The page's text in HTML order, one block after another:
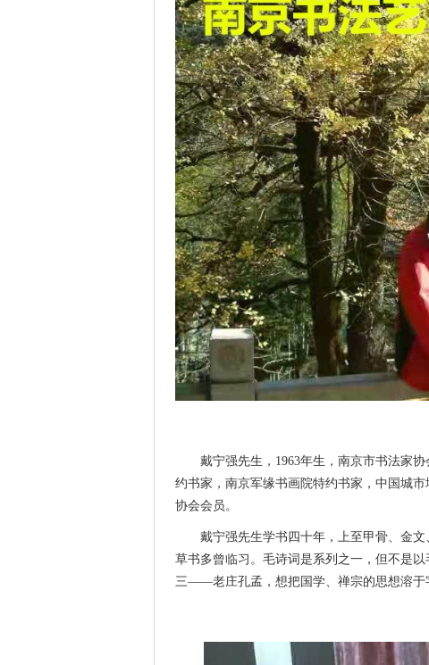
戴宁强先生，1963年生，南京市书法家
约书家，南京军缘书画院特约书家，中国城
协会会员。
戴宁强先生学书四十年，上至甲骨、金
草书多曾临习。毛诗词是系列之一，但不是
三——老庄孔孟，想把国学、禅宗的思想溶于